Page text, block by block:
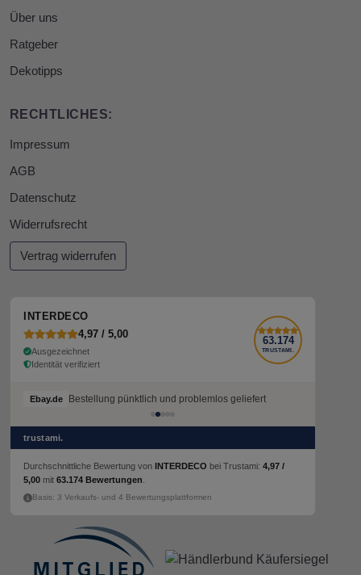
Über uns
Ratgeber
Dekotipps
RECHTLICHES:
Impressum
AGB
Datenschutz
Widerrufsrecht
Vertrag widerrufen
INTERDECO
4,97 / 5,00
Ausgezeichnet
Identität verifiziert
63.174
TRUSTAMI.
Ebay.de Bestellung pünktlich und problemlos geliefert
Ebay.de Bestellung pünktlich und problemlos geliefert
trustami.
Durchschnittliche Bewertung von INTERDECO bei Trustami: 4,97 /
5,00 mit 63.174 Bewertungen
Basis: 3 Verkaufs- und 4 Bewertungsplattformen